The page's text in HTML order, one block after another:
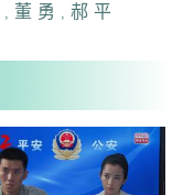
, 董勇 ,郝平